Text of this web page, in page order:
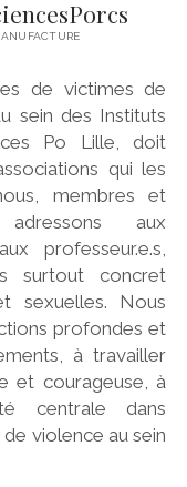
de victimes de
sein des Instituts
Po Lille, doit
qui les
membres et
adressons aux
professeur.e.s,
surtout concret
sexuelles. Nous
profondes et
à travailler
et courageuse, à
centrale dans
violence au sein